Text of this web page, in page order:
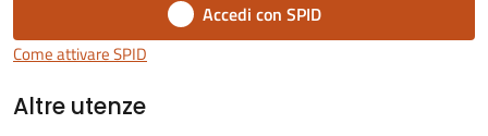
Servizi
line
Accedi con SPID
Come attivare SPID
Altre utenze